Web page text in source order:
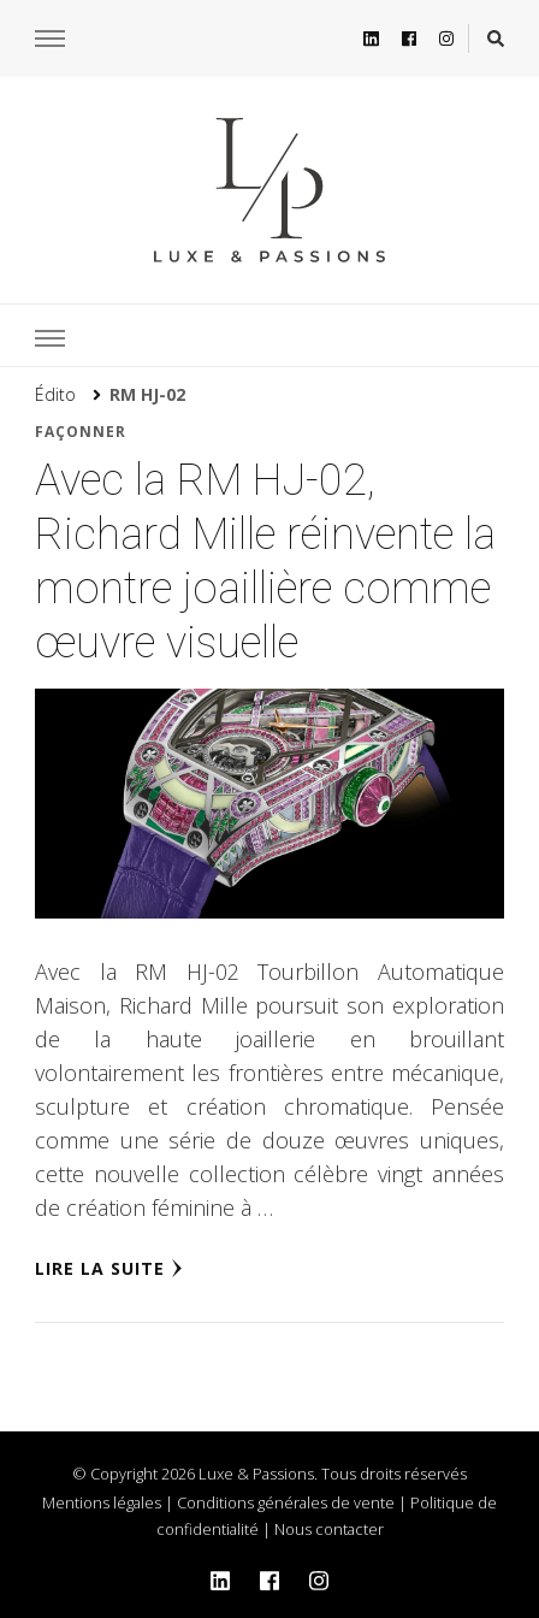
Édito RM HJ-02
FAÇONNER
Avec la RM HJ-02,
Richard Mille réinvente la
montre joaillière comme
œuvre visuelle
Avec la RM HJ-02 Tourbillon Automatique
Maison, Richard Mille poursuit son exploration
de la haute joaillerie en brouillant
volontairement les frontières entre mécanique,
sculpture et création chromatique. Pensée
comme une série de douze œuvres uniques,
cette nouvelle collection célèbre vingt années
de création féminine à …
LIRE LA SUITE
© Copyright 2026 Luxe & Passions. Tous droits réservés
Mentions légales | Conditions générales de vente | Politique de
confidentialité | Nous contacter